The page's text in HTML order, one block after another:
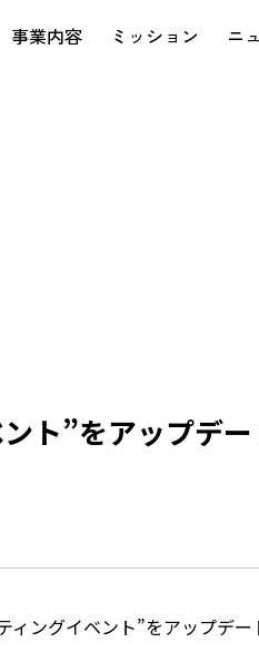
事業内容 ミッション ニ
ト”をアップデ
ングイベント”をアップデー